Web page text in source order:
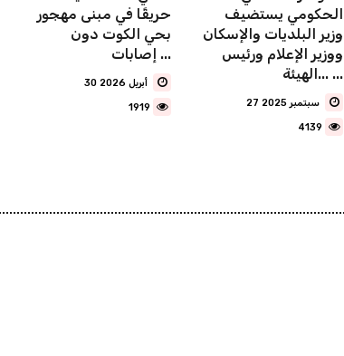
حريقًا في مبنى مهجور
بحي الكوت دون
إصابات ...
1919
الحكومي يستضيف
وزير البلديات والإسكان
ووزير الإعلام ورئيس
الهيئة... ...
4139